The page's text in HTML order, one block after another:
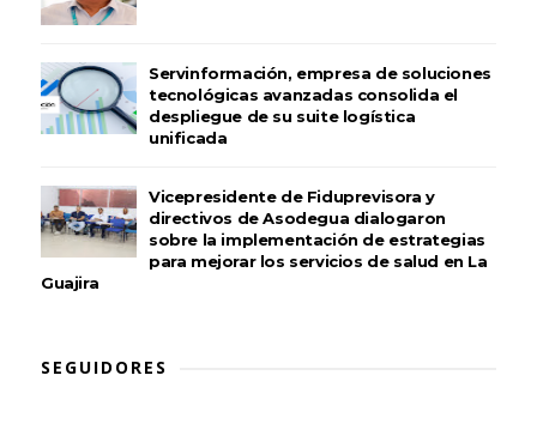
Servinformación, empresa de soluciones
tecnológicas avanzadas consolida el
despliegue de su suite logística
unificada
Vicepresidente de Fiduprevisora y
directivos de Asodegua dialogaron
sobre la implementación de estrategias
para mejorar los servicios de salud en La
Guajira
SEGUIDORES